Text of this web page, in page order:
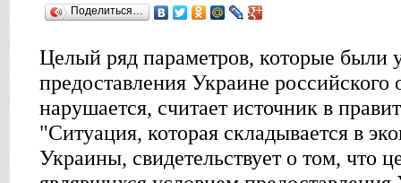
Поделиться…
Целый ряд параметров, которые были
предоставления Украине российского
нарушается, считает источник в
"Ситуация, которая складывается в
Украины, свидетельствует о том, что